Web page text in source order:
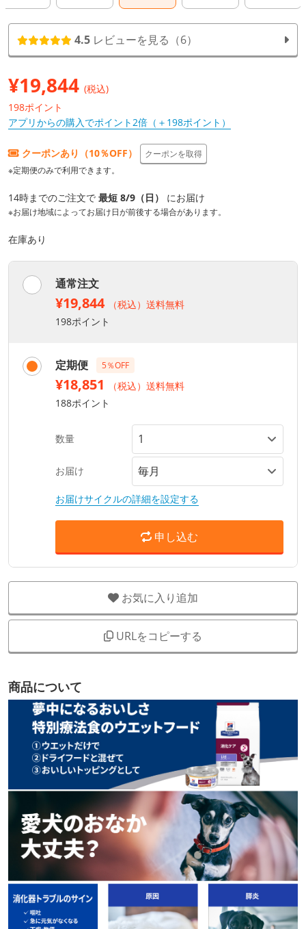
4.5 レビューを見る（6）
¥19,844 (税込)
198ポイント
アプリからの購入でポイント2倍（＋198ポイント）
クーポンあり（10％OFF）
クーポンを取得
※定期便のみで利用できます。
14時までのご注文で 最短 8/9（日） にお届け
※お届け地域によってお届け日が前後する場合があります。
在庫あり
通常注文
¥19,844
（税込）送料無料
198ポイント
定期便 5％OFF
¥18,851
（税込）送料無料
188ポイント
数量
お届け
お届けサイクルの詳細を設定する
申し込む
お気に入り追加
URLをコピーする
商品について